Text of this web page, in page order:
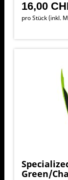
16,00
pro Stück (inkl.
Green/